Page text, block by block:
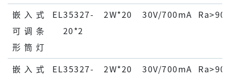
嵌 ⼊ 式
可 调 条
形 筒 灯
EL35327-
20*2
2W*20 30V/700mA Ra>90
嵌 ⼊ 式
EL35327-
2W*20 30V/700mA Ra>90